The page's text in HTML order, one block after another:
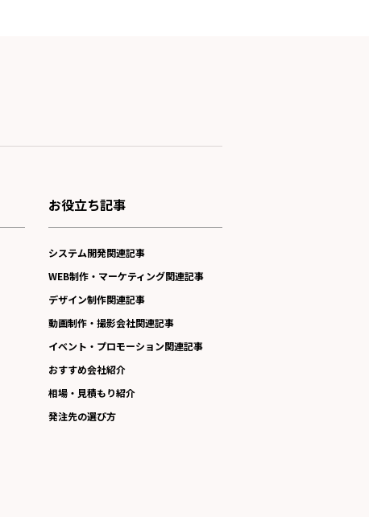
お役立ち記事
システム開発関連記事
WEB制作・マーケティング関連記事
デザイン制作関連記事
動画制作・撮影会社関連記事
イベント・プロモーション関連記事
おすすめ会社紹介
相場・見積もり紹介
発注先の選び方